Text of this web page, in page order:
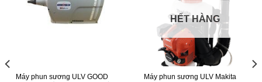
ULV Makita Máy phun khói mini G2000 Máy phun thuốc